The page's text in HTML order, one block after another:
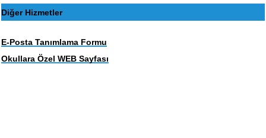
Diğer Hizmetler
E-Posta Tanımlama Formu
Okullara Özel WEB Sayfası